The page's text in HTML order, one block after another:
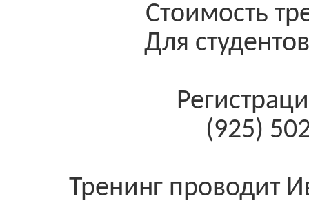
Стоимость
Для
(925)
Тренинг проводит